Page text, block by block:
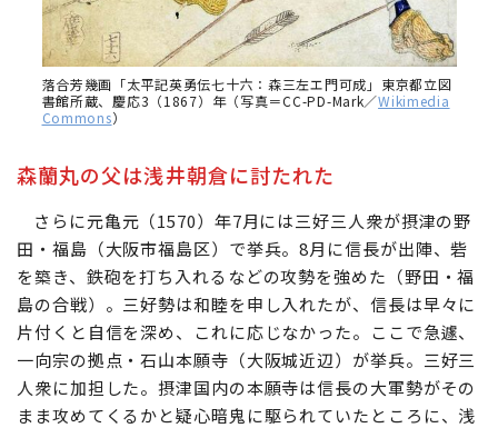
落合芳幾画「太平記英勇伝七十六：森三左エ門可成」東京都立図
書館所蔵、慶応3（1867）年（写真＝CC-PD-Mark／Wikimedia
Commons）
森蘭丸の父は浅井朝倉に討たれた
さらに元亀元（1570）年7月には三好三人衆が摂津の野
田・福島（大阪市福島区）で挙兵。8月に信長が出陣、砦
を築き、鉄砲を打ち入れるなどの攻勢を強めた（野田・福
島の合戦）。三好勢は和睦を申し入れたが、信長は早々に
片付くと自信を深め、これに応じなかった。ここで急遽、
一向宗の拠点・石山本願寺（大阪城近辺）が挙兵。三好三
人衆に加担した。摂津国内の本願寺は信長の大軍勢がその
まま攻めてくるかと疑心暗鬼に駆られていたところに、浅